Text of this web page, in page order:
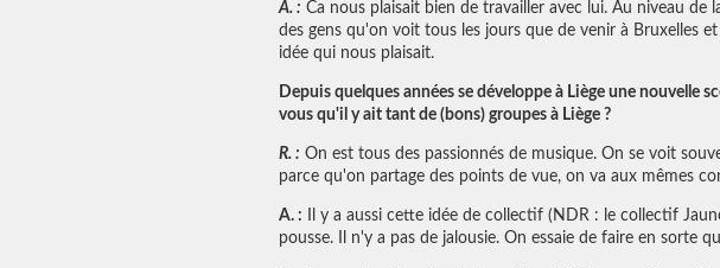
A. : Ca nous plaisait bien de travailler avec lui. Au niveau
des gens qu'on voit tous les jours que de venir à Bruxelles
idée qui nous plaisait.
Depuis quelques années se développe à Liège une
vous qu'il y ait tant de (bons) groupes à Liège ?
R. : On est tous des passionnés de musique. On se voit
parce qu'on partage des points de vue, on va aux mêmes
A. : Il y a aussi cette idée de collectif (NDR : le collectif
pousse. Il n'y a pas de jalousie. On essaie de faire en sorte